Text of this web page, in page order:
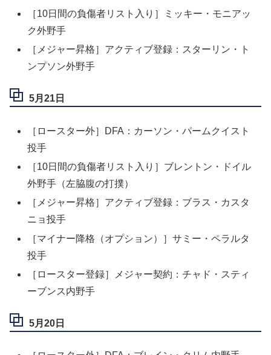
［10日間の負傷者リスト入り］ミッキー・モニアッ
ク外野手
［メジャー昇格］アクティブ登録：スターリン・ト
ンプソン外野手
5月21日
［ロースター外］DFA：カーソン・パームクイスト
投手
［10日間の負傷者リスト入り］ブレントン・ドイル
外野手（左脇腹の打撲）
［メジャー昇格］アクティブ登録：ブラス・カスタ
ニョ投手
［マイナー降格（オプション）］サミー・ペラルタ
投手
［ロースター登録］メジャー契約：チャド・スティ
ーブンス内野手
5月20日